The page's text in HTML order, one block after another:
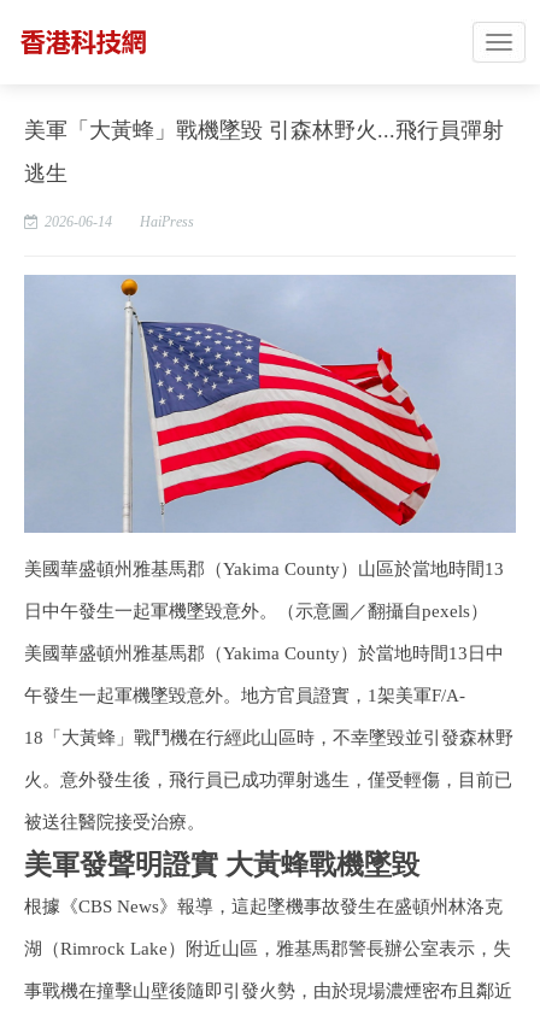
美軍「大黃蜂」戰機墜毀 引森林野火...飛行員彈射
逃生
2026-06-14 HaiPress
美國華盛頓州雅基馬郡（Yakima County）山區於當地時間13
日中午發生一起軍機墜毀意外。（示意圖／翻攝自pexels）
美國華盛頓州雅基馬郡（Yakima County）於當地時間13日中
午發生一起軍機墜毀意外。地方官員證實，1架美軍F/A-
18「大黃蜂」戰鬥機在行經此山區時，不幸墜毀並引發森林野
火。意外發生後，飛行員已成功彈射逃生，僅受輕傷，目前已
被送往醫院接受治療。
美軍發聲明證實 大黃蜂戰機墜毀
根據《CBS News》報導，這起墜機事故發生在盛頓州林洛克
湖（Rimrock Lake）附近山區，雅基馬郡警長辦公室表示，失
事戰機在撞擊山壁後隨即引發火勢，由於現場濃煙密布且鄰近